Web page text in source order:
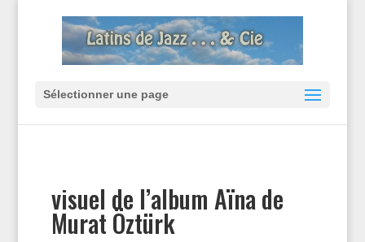
Sélectionner une page
visuel de l’album Aïna de
Murat Öztürk